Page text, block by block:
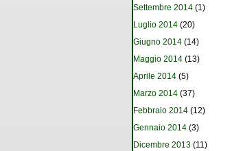
Settembre 2014 (1)
Luglio 2014 (20)
Giugno 2014 (14)
Maggio 2014 (13)
Aprile 2014 (5)
Marzo 2014 (37)
Febbraio 2014 (12)
Gennaio 2014 (3)
Dicembre 2013 (11)